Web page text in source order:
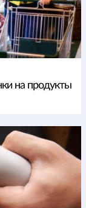
на продукты